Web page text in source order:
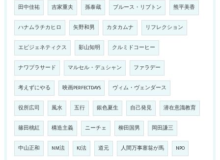
田中佳祐 吉家重夫 孫泰蔵 ブルース・リプトン 熊平美香
ハナムラチカヒロ 矢野和男 カタカムナ リフレクション
エピジェネティクス 影山知明 クルミドコーヒー
ナワプラサード マルセル・デュシャン ファラデー
考えずにやる 映画PERFECTDAYS ヴィム・ヴェンダース
役所広司 風水 五行 銀色夏生 自己発見 潜在意識教育
篠田桃紅 構造主義 ニーチェ 柳田国男 岡田謙三
中山正和 NM法 KJ法 道元 人間万事塞翁が馬 NPO